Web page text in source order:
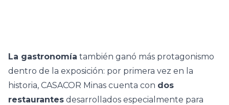
La gastronomía también ganó más protagonismo
dentro de la exposición: por primera vez en la
historia, CASACOR Minas cuenta con dos
restaurantes desarrollados especialmente para